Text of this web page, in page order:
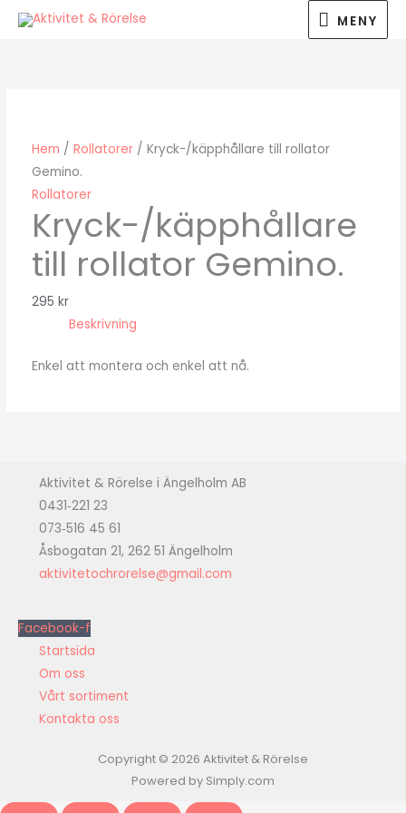
Hoppa
MENY
MENY
Hem / Rollatorer/ Kryck-/käpphållare till rollator
Gemino.
Rollatorer
Kryck-/käpphållare
till rollator Gemino.
295 kr
Beskrivning
Enkel att montera och enkel att nå.
Aktivitet & Rörelse i Ängelholm AB
0431‑221 23
073‑516 45 61
Åsbogatan 21, 262 51 Ängelholm
aktivitetochrorelse@gmail.com
Facebook-f
Startsida
Om oss
Vårt sortiment
Kontakta oss
Copyright © 2026 Aktivitet & Rörelse
Powered by Simply.com